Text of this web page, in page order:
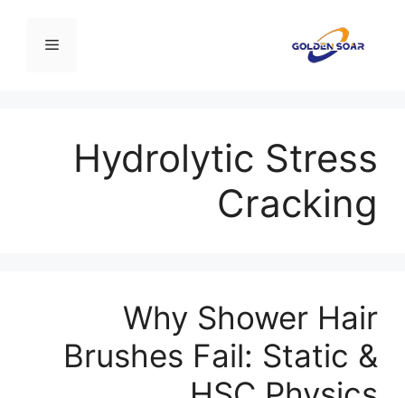
المحتوى
القائمة
Hydrolytic Stress
Cracking
Why Shower Hair
Brushes Fail: Static &